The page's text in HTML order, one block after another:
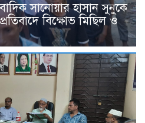
সানোয়ার হাসান সুনুকে
বিক্ষোভ মিছিল ও